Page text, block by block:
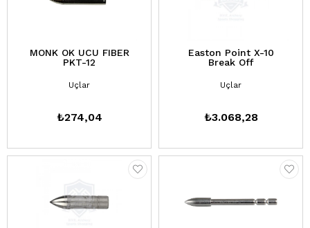
MONK OK UCU FIBER
PKT-12
Uçlar
₺274,04
Easton Point X-10
Break Off
Uçlar
₺3.068,28